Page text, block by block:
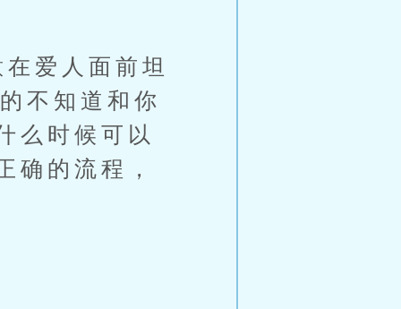
爱人面前坦
不知道和你
么时候可以
确的流程，